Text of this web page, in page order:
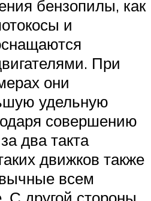
бензопилы, как
и
При
они
удельную
совершению
два такта
движков также
всем